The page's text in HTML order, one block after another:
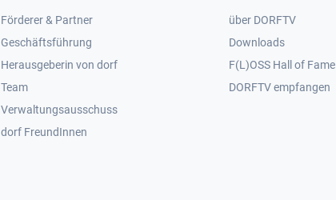
Footer 2
Förderer & Partner
Geschäftsführung
Herausgeberin von dorf
Team
Verwaltungsausschuss
dorf FreundInnen
Footer 3
über DORFTV
Downloads
F(L)OSS Hall of Fame
Footer 4
DORFTV empfangen